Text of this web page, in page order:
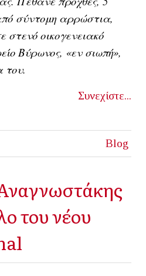
σύντομη αρρώστια,
στενό οικογενειακό
Βύρωνος, «εν σιωπή»,
του.
Συνεχίστε...
Blog
του νέου